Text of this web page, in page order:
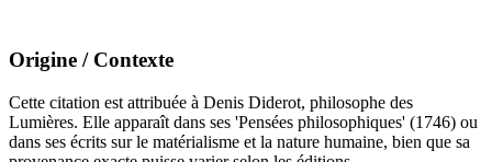
Origine / Contexte
Cette citation est attribuée à Denis Diderot, philosophe des
Lumières. Elle apparaît dans ses 'Pensées philosophiques' (1746) ou
dans ses écrits sur le matérialisme et la nature humaine, bien que sa